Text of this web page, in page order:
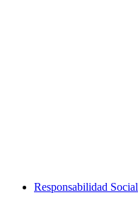
Responsabilidad Social